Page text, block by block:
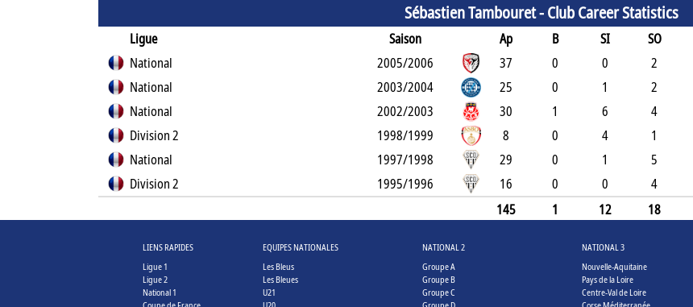
Sébastien Tambouret -Club Career Statistics
Ligue Saison Ap B SI SO
National
2005/2006 37 0 0 2
National
2003/2004 25 0 1 2
National
2002/2003 30 1 6 4
Division 2
1998/1999 8 0 4 1
National
1997/1998 29 0 1 5
Division 2
1995/1996 16 0 0 4
145
1 12 18
LIENS RAPIDES
Ligue 1
Ligue 2
National 1
EQUIPES NATIONALES
Les Bleus
Les Bleues
U21
NATIONAL 2
Groupe A
Groupe B
Groupe C
NATIONAL 3
Nouvelle-Aquitaine
Pays de la Loire
Centre-Val de Loire